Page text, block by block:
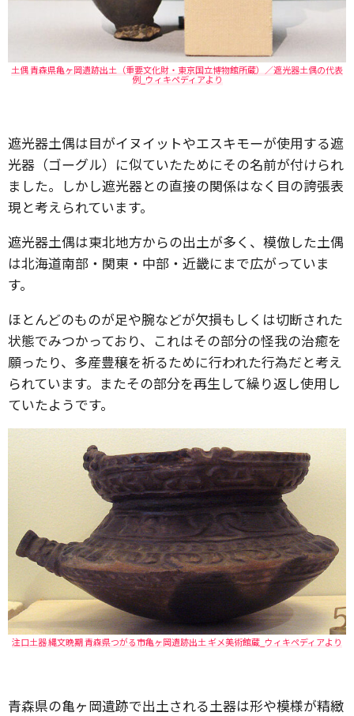
土偶 青森県亀ヶ岡遺跡出土（重要文化財・東京国立博物館所蔵）／遮光器土偶の代表
例_ウィキペディアより
遮光器土偶は目がイヌイットやエスキモーが使用する遮
光器（ゴーグル）に似ていたためにその名前が付けられ
ました。しかし遮光器との直接の関係はなく目の誇張表
現と考えられています。
遮光器土偶は東北地方からの出土が多く、模倣した土偶
は北海道南部・関東・中部・近畿にまで広がっていま
す。
ほとんどのものが足や腕などが欠損もしくは切断された
状態でみつかっており、これはその部分の怪我の治癒を
願ったり、多産豊穣を祈るために行われた行為だと考え
られています。またその部分を再生して繰り返し使用し
ていたようです。
注口土器 縄文晩期 青森県つがる市亀ヶ岡遺跡出土 ギメ美術館蔵_ウィキペディアより
青森県の亀ヶ岡遺跡で出土される土器は形や模様が精緻